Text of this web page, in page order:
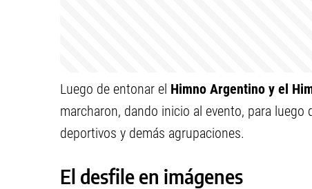
Luego de entonar el Himno Argentino y el
marcharon, dando inicio al evento, para
deportivos y demás agrupaciones.
El desfile en imágenes